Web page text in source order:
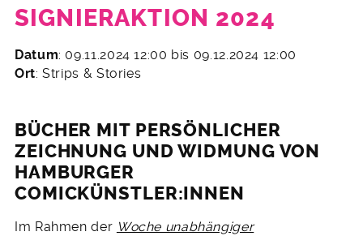
SIGNIERAKTION 2024
2.
November
Datum: 09.11.2024 12:00 bis 09.12.2024 12:00
Ort: Strips & Stories
BÜCHER MIT PERSÖNLICHER
ZEICHNUNG UND WIDMUNG VON
HAMBURGER
COMICKÜNSTLER:INNEN
Im Rahmen der Woche unabhängiger